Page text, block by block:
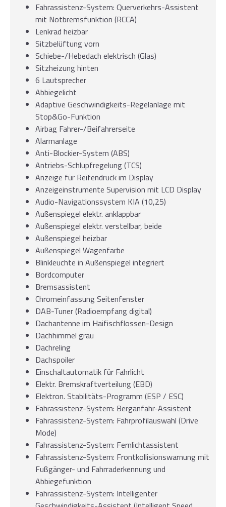
Fahrassistenz-System: Querverkehrs-Assistent
mit Notbremsfunktion (RCCA)
Lenkrad heizbar
Sitzbelüftung vorn
Schiebe-/Hebedach elektrisch (Glas)
Sitzheizung hinten
6 Lautsprecher
Abbiegelicht
Adaptive Geschwindigkeits-Regelanlage mit
Stop&Go-Funktion
Airbag Fahrer-/Beifahrerseite
Alarmanlage
Anti-Blockier-System (ABS)
Antriebs-Schlupfregelung (TCS)
Anzeige für Reifendruck im Display
Anzeigeinstrumente Supervision mit LCD Display
Audio-Navigationssystem KIA (10,25)
Außenspiegel elektr. anklappbar
Außenspiegel elektr. verstellbar, beide
Außenspiegel heizbar
Außenspiegel Wagenfarbe
Blinkleuchte in Außenspiegel integriert
Bordcomputer
Bremsassistent
Chromeinfassung Seitenfenster
DAB-Tuner (Radioempfang digital)
Dachantenne im Haifischflossen-Design
Dachhimmel grau
Dachreling
Dachspoiler
Einschaltautomatik für Fahrlicht
Elektr. Bremskraftverteilung (EBD)
Elektron. Stabilitäts-Programm (ESP / ESC)
Fahrassistenz-System: Berganfahr-Assistent
Fahrassistenz-System: Fahrprofilauswahl (Drive
Mode)
Fahrassistenz-System: Fernlichtassistent
Fahrassistenz-System: Frontkollisionswarnung mit
Fußgänger- und Fahrraderkennung und
Abbiegefunktion
Fahrassistenz-System: Intelligenter